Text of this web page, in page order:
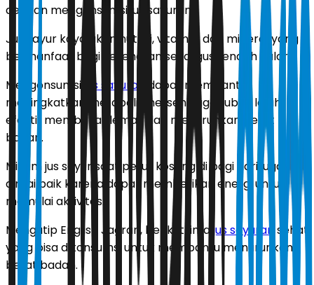
dengan mengonsumsi jus sayuran.
Jus sayur kaya akan nutrisi, vitamin, dan mineral yang
bermanfaat bagi kesehatan sekaligus rendah kalori.
Mengonsumsi
jus sayuran
dapat membantu
meningkatkan metabolisme, sehingga tubuh lebih
efektif membakar lemak dan menurunkan berat
badan.
Minum jus sayur saat perut kosong di pagi hari juga
dinilai baik karena dapat memberikan energi untuk
memulai aktivitas.
Mengutip English Jagran, berikut lima jus sayuran sehat
yang bisa dikonsumsi untuk membantu menurunkan
berat badan.